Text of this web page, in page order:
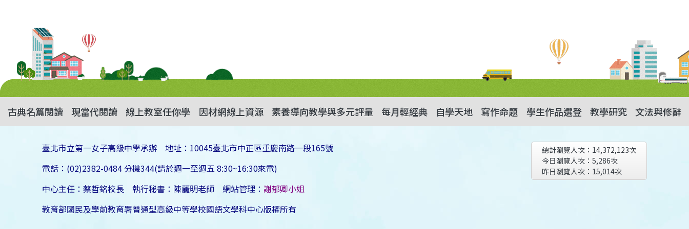
古典名篇閱讀 現當代閱讀 線上教室任你學 因材網線上資源 素養導向教學與多元評量 每月輕經典 自學天地 寫作命題 學生作品選登 教學研究 文法與修辭
臺北市立第一女子高級中學承辦 地址：10045臺北市中正區重慶南路一段165號
電話：(02)2382-0484 分機344(請於週一至週五 8:30~16:30來電)
中心主任：蔡哲銘校長 執行秘書：陳麗明老師 網站管理：謝郁卿小姐
教育部國民及學前教育署普通型高級中等學校國語文學科中心版權所有
總計瀏覽人次： 14,372,123次
今日瀏覽人次： 5,286次
昨日瀏覽人次： 15,014次